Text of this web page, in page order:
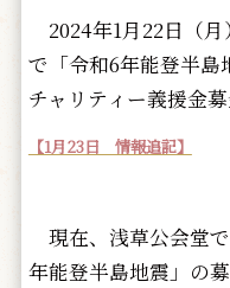
2024年1月22日（
で「令和6年能登半
チャリティー義援金
【1月23日 情報追記】
現在、浅草公会堂
年能登半島地震」の